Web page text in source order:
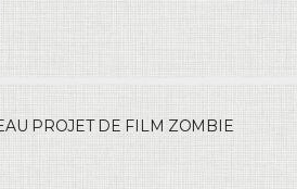
PROJET DE FILM ZOMBIE